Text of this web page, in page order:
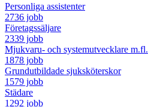
Personliga assistenter
2736 jobb
Företagssäljare
2339 jobb
Mjukvaru- och systemutvecklare m.fl.
1878 jobb
Grundutbildade sjuksköterskor
1579 jobb
Städare
1292 jobb